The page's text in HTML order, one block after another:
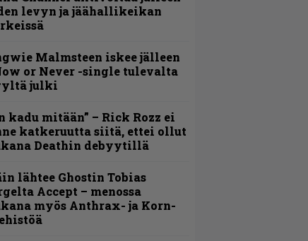
levyn ja jäähallikeikan
Malmsteen iskee jälleen
or Never -single tulevalta
julki
kadu mitään” – Rick Rozz ei
katkeruutta siitä, ettei ollut
Deathin debyytillä
lähtee Ghostin Tobias
Accept – menossa
myös Anthrax- ja Korn-